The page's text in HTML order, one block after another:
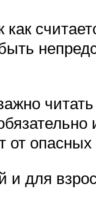
от
для